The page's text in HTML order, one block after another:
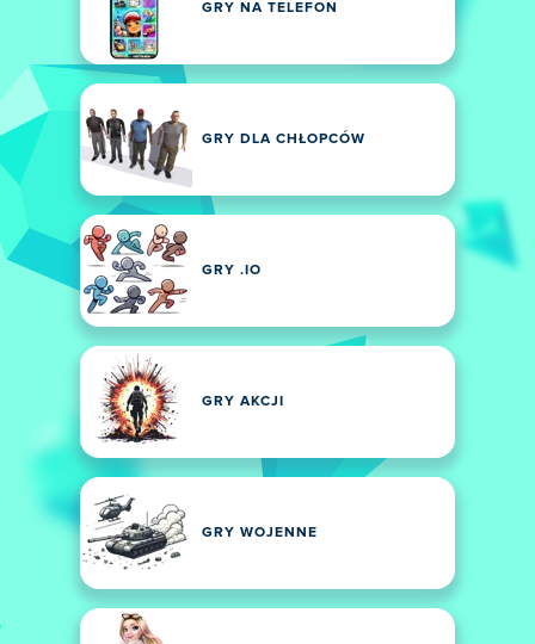
GRY NA TELEFON
GRY DLA CHŁOPCÓW
GRY .IO
GRY AKCJI
GRY WOJENNE